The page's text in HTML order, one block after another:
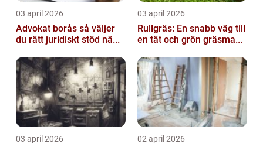
03 april 2026
Advokat borås så väljer
du rätt juridiskt stöd nä...
03 april 2026
Rullgräs: En snabb väg till
en tät och grön gräsma...
03 april 2026 02 april 2026